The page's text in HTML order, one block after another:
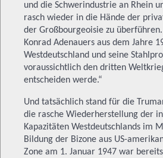
und die Schwerindustrie an Rhein
rasch wieder in die Hände der
der Großbourgeoisie zu
Konrad Adenauers aus dem Jahre
Westdeutschland und seine
voraussichtlich den dritten
entscheiden werde.“
Und tatsächlich stand für die
die rasche Wiederherstellung der
Kapazitäten Westdeutschlands im
Bildung der Bizone aus US-
Zone am 1. Januar 1947 war